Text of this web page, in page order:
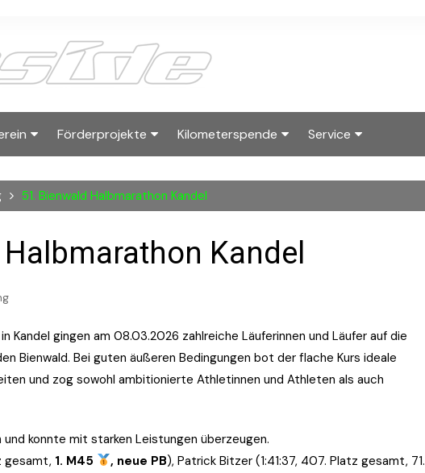
Förderprojekte
2018
Kilometerspende Service
51. Bienwald Halbmarathon Kandel
Kandel
Kandel gingen am 08.03.2026 zahlreiche Läuferinnen und Läufer auf die
Bienwald. Bei guten äußeren Bedingungen bot der flache Kurs ideale
und zog sowohl ambitionierte Athletinnen und Athleten als auch
konnte mit starken Leistungen überzeugen.
gesamt, 1. M45 , neue PB), Patrick Bitzer (1:41:37, 407. Platz gesamt, 71.